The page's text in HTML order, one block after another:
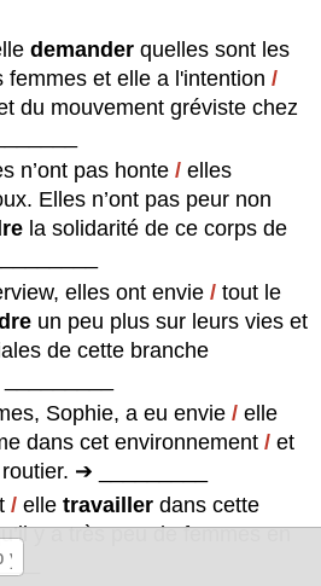
demander quelles sont les
femmes et elle a l'intention/
du mouvement gréviste chez
n’ont pas honte/ elles
Elles n’ont pas peur non
la solidarité de ce corps de
elles ont envie/ tout le
un peu plus sur leurs vies et
de cette branche
Sophie, a eu envie/ elle
dans cet environnement/ et
➔ _________
/ elletravailler dans cette
y a très peu de femmes en